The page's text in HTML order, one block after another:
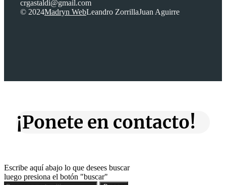
crgastaldi@gmail.com
© 2024Madryn WebLeandro ZorrillaJuan Aguirre
¡Ponete en contacto!
Escribe aquí abajo lo que desees buscar
luego presiona el botón "buscar"